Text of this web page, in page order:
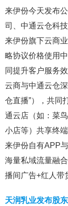
来伊份今天发布
司、中通云仓科
来伊份旗下云商
略协议价格使用
同提升客户服务
云商与中通云仓
仓直播”），共同
通云店（如：菜
小店等）共享终
来伊份自有APP
海量私域流量融
播间广告+红人带
天润乳业发布股